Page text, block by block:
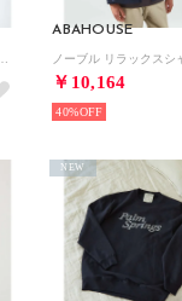
ABAHOUSE
￥10,164
40%
NEW